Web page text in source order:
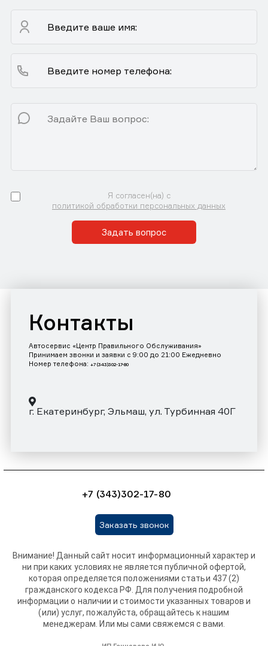
Я согласен(на) с
политикой обработки персональных данных
Задать вопрос
Контакты
Автосервис «Центр Правильного Обслуживания»
Принимаем звонки и заявки с 9:00 до 21:00 Ежедневно
Номер телефона: +7 (343)302-17-80
г. Екатеринбург, Эльмаш, ул. Турбинная 40Г
+7 (343)302-17-80
Заказать звонок
Внимание! Данный сайт носит информационный характер и
ни при каких условиях не является публичной офертой,
которая определяется положениями статьи 437 (2)
гражданского кодекса РФ. Для получения подробной
информации о наличии и стоимости указанных товаров и
(или) услуг, пожалуйста, обращайтесь к нашим
менеджерам. Или мы сами свяжемся с вами.